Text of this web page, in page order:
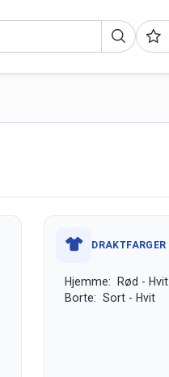
DRAKTFARGER
Hjemme: Rød - Hvit
Borte: Sort - Hvit